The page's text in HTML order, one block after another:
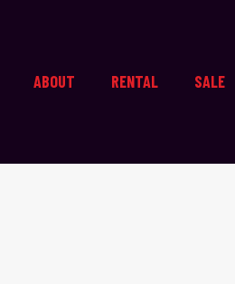
ABOUT RENTAL SALE